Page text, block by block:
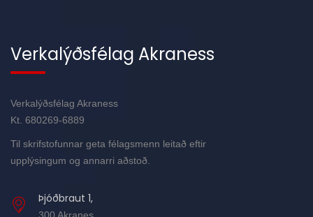
Verkalýðsfélag Akraness
Verkalýðsfélag Akraness
Kt. 680269-6889
Til skrifstofunnar geta félagsmenn leitað eftir
upplýsingum og annarri aðstoð.
Þjóðbraut 1,